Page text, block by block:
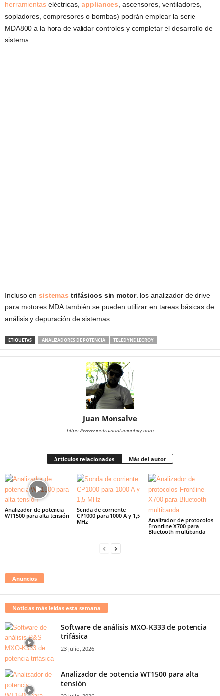
herramientas eléctricas, appliances , ascensores, ventiladores,
sopladores, compresores o bombas) podrán emplear la serie
MDA800 a la hora de validar controles y completar el desarrollo de
sistema.
Incluso en sistemas trifásicos sin motor, los analizador de drive
para motores MDA también se pueden utilizar en tareas básicas de
análisis y depuración de sistemas.
ETIQUETAS ANALIZADORES DE POTENCIA TELEDYNE LECROY
Juan Monsalve
https://www.instrumentacionhoy.com
Artículos relacionados Más del autor
Analizador de potencia
WT1500 para alta tensión
Sonda de corriente
CP1000 para 1000 A y 1,5
MHz
Analizador de protocolos
Frontline X700 para
Bluetooth multibanda
Anuncios
Noticias más leídas esta semana
Software de análisis MXO-K333 de potencia
trifásica
23 julio, 2026
Analizador de potencia WT1500 para alta
tensión